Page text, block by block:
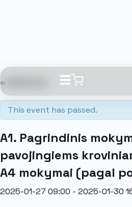
« All Events
This event has passed.
A1. Pagrindinis
pavojingiems
A4 mokymai (pagal
2025-01-27 09:00 - 2025-01-30